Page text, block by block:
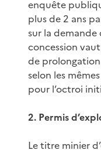
enquête
plus de 2 ans
sur la
concession
de
selon les
pour l’octroi
2. Permis
Le titre minier